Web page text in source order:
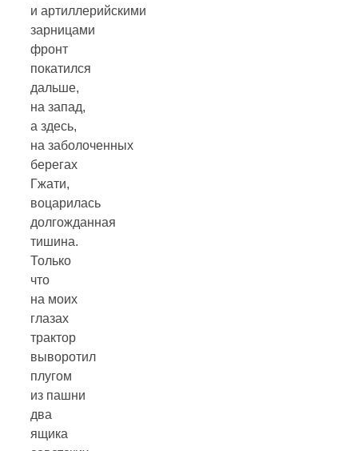
и артиллерийскими
зарницами
фронт
покатился
дальше,
на запад,
а здесь,
на заболоченных
берегах
Гжати,
воцарилась
долгожданная
тишина.
Только
что
на моих
глазах
трактор
выворотил
плугом
из пашни
два
ящика